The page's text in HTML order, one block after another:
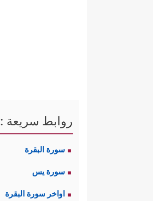
روابط سريعة :
سورة البقرة
سورة يس
اواخر سورة البقرة